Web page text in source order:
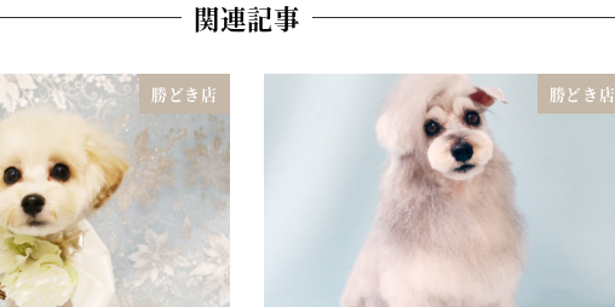
関連記事
勝どき店 勝どき店